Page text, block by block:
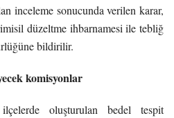
inceleme sonucunda verilen karar,
düzeltme ihbarnamesi ile tebliğ
bildirilir.
komisyonlar
oluşturulan bedel tespit